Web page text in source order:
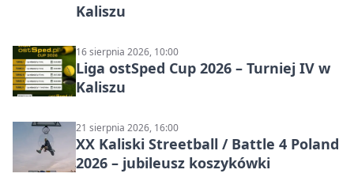
Kaliszu
16 sierpnia 2026, 10:00
Liga ostSped Cup 2026 – Turniej IV w
Kaliszu
21 sierpnia 2026, 16:00
XX Kaliski Streetball / Battle 4 Poland
2026 – jubileusz koszykówki